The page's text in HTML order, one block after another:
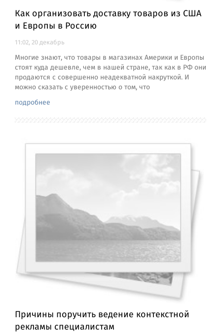
Как организовать доставку товаров из США
и Европы в Россию
11:02, 20 декабрь
Многие знают, что товары в магазинах Америки и Европы
стоят куда дешевле, чем в нашей стране, так как в РФ они
продаются с совершенно неадекватной накруткой. И
можно сказать с уверенностью о том, что
подробнее
Причины поручить ведение контекстной
рекламы специалистам